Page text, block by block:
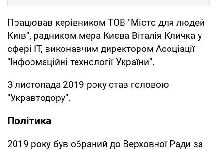
Працював керівником ТОВ "Місто для людей
Київ", радником мера Києва Віталія Кличка у
сфері IT, виконавчим директором Асоціації
"Інформаційні технології України".
З листопада 2019 року став головою
"Укравтодору".
Політика
2019 року був обраний до Верховної Ради за